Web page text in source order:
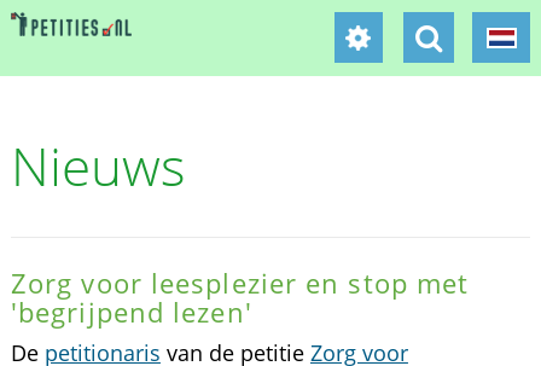
Nieuws
Zorg voor leesplezier en stop met
'begrijpend lezen'
De petitionaris van de petitie Zorg voor